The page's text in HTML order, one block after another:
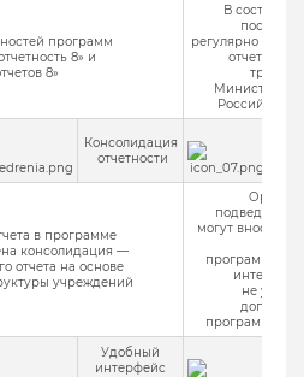
программ
8» и
8»
В составе
регулярно
отчетности
Российской
Консолидация
отчетности
в программе
консолидация —
отчета на основе
учреждений
могут вносить
программу
интернет-
не
программное
Удобный
интерфейс